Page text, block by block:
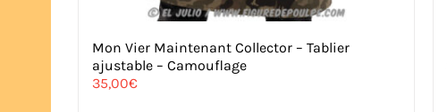
Mon Vier Maintenant Collector – Tablier
ajustable – Camouflage
35,00€